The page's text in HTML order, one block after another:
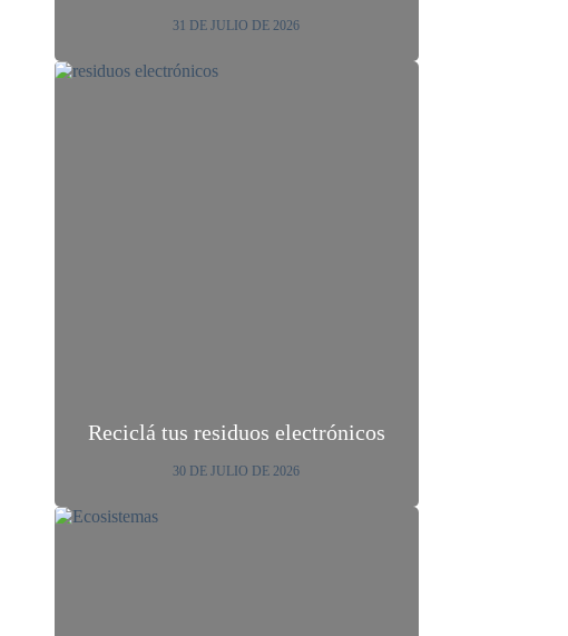
31 DE JULIO DE 2026
Reciclá tus residuos electrónicos
30 DE JULIO DE 2026